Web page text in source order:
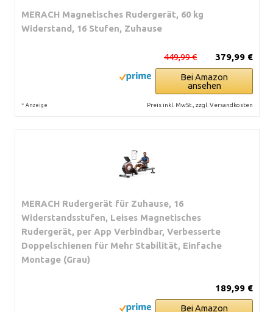
MERACH Magnetisches Rudergerät, 60 kg
Widerstand, 16 Stufen, Zuhause
379,99 €
449,99 €
Bei Amazon
ansehen
* Anzeige Preis inkl. MwSt., zzgl. Versandkosten
MERACH Rudergerät für Zuhause, 16
Widerstandsstufen, Leises Magnetisches
Rudergerät, per App Verbindbar, Verbesserte
Doppelschienen für Mehr Stabilität, Einfache
Montage (Grau)
189,99 €
Bei Amazon